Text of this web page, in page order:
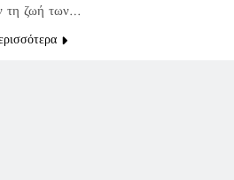
τη ζωή των…